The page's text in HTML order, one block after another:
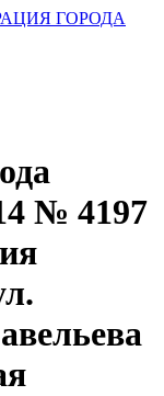
ГОРОДА
№ 4197